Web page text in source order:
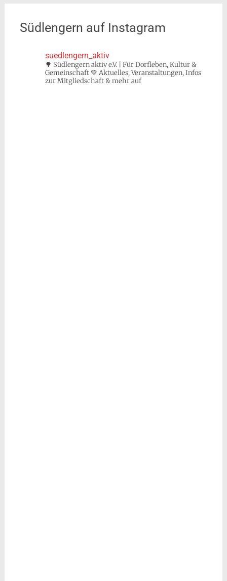
Südlengern auf Instagram
suedlengern_aktiv
🌳 Südlengern aktiv e.V. | Für Dorfleben, Kultur &
Gemeinschaft 💚 Aktuelles, Veranstaltungen, Infos
zur Mitgliedschaft & mehr auf